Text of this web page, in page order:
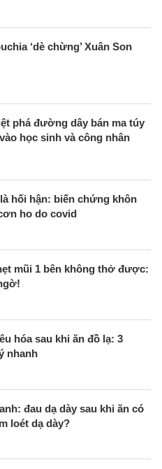
‘dè chừng’ Xuân Son
phá đường dây bán ma túy
vào học sinh và công nhân
hối hận: biến chứng khôn
ho do covid
mũi 1 bên không thở được:
hóa sau khi ăn đồ lạ: 3
nhanh
đau dạ dày sau khi ăn có
loét dạ dày?